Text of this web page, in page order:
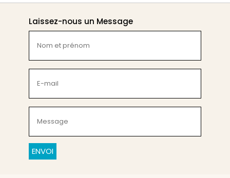
Laissez-nous un Message
et
prénom
(Nécessaire)
mail
(Nécessaire)
(Nécessaire)
CAPTCHA